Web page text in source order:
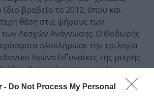
- Do Not Process My Personal
βραβείο το 2012, όπου και
θέση στις ψήφους των
των Λεσχών Ανάγνωσης. Ο Θοδωρής
ολοκλήρωσε την τριλογία
Αγώνα («Γυναίκες της μικρής
«Λιανοκέρια της μικρής
της μικρής πατρίδας»
με τον Αγώνα του 1821.